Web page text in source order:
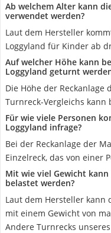
Ab welchem Alter kann
verwendet werden?
Laut dem Hersteller
Loggyland für Kinder ab
Auf welcher Höhe kann
Loggyland geturnt
Die Höhe der Reckanlage
Turnreck-Vergleichs
Für wie viele Personen
Loggyland infrage?
Bei der Reckanlage der
Einzelreck, das von einer
Mit wie viel Gewicht
belastet werden?
Laut dem Hersteller kann
mit einem Gewicht von
Andere Turnrecks